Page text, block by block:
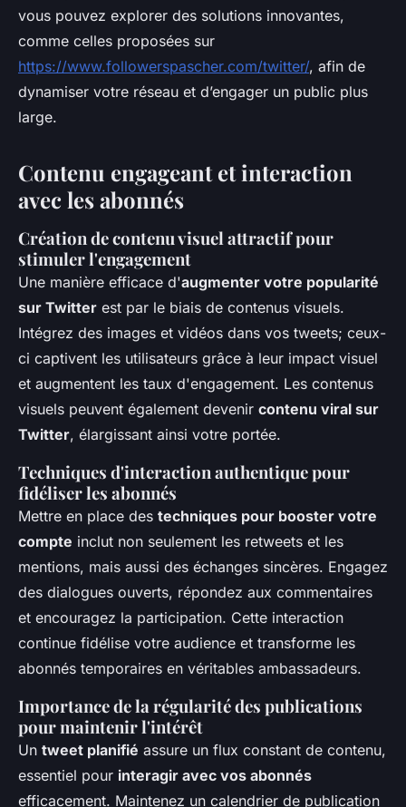
vous pouvez explorer des solutions innovantes,
comme celles proposées sur
https://www.followerspascher.com/twitter/, afin de
dynamiser votre réseau et d’engager un public plus
large.
Contenu engageant et interaction
avec les abonnés
Création de contenu visuel attractif pour
stimuler l'engagement
Une manière efficace d'augmenter votre popularité
sur Twitter est par le biais de contenus visuels.
Intégrez des images et vidéos dans vos tweets; ceux-
ci captivent les utilisateurs grâce à leur impact visuel
et augmentent les taux d'engagement. Les contenus
visuels peuvent également devenir contenu viral sur
Twitter, élargissant ainsi votre portée.
Techniques d'interaction authentique pour
fidéliser les abonnés
Mettre en place des techniques pour booster votre
compte inclut non seulement les retweets et les
mentions, mais aussi des échanges sincères. Engagez
des dialogues ouverts, répondez aux commentaires
et encouragez la participation. Cette interaction
continue fidélise votre audience et transforme les
abonnés temporaires en véritables ambassadeurs.
Importance de la régularité des publications
pour maintenir l'intérêt
Un tweet planifié assure un flux constant de contenu,
essentiel pour interagir avec vos abonnés
efficacement. Maintenez un calendrier de publication